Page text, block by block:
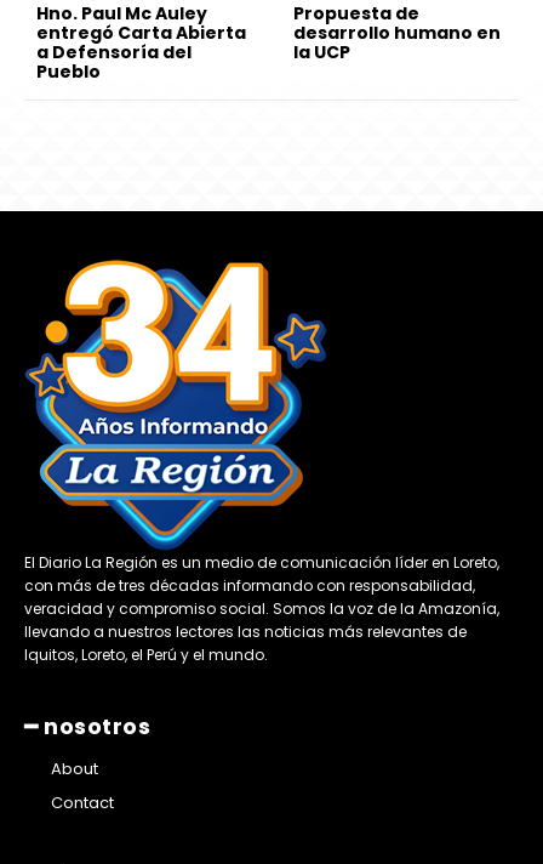
Hno. Paul Mc Auley
entregó Carta Abierta
a Defensoría del
Pueblo
Propuesta de
desarrollo humano en
la UCP
El Diario La Región es un medio de comunicación líder en Loreto,
con más de tres décadas informando con responsabilidad,
veracidad y compromiso social. Somos la voz de la Amazonía,
llevando a nuestros lectores las noticias más relevantes de
Iquitos, Loreto, el Perú y el mundo.
━ nosotros
About
Contact